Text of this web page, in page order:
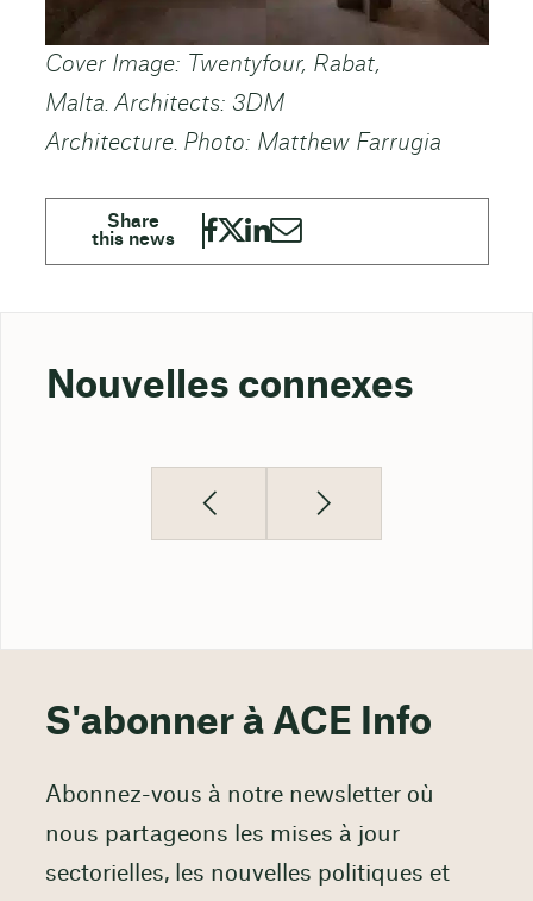
Cover Image: Twentyfour, Rabat,
Malta. Architects: 3DM
Architecture. Photo: Matthew Farrugia
Nouvelles connexes
S'abonner à ACE Info
Abonnez-vous à notre newsletter où
nous partageons les mises à jour
sectorielles, les nouvelles politiques et